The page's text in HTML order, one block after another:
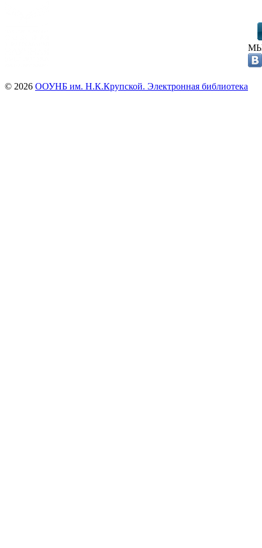
© 2026 ООУНБ им. Н.К.Крупской. Электронная библиотека